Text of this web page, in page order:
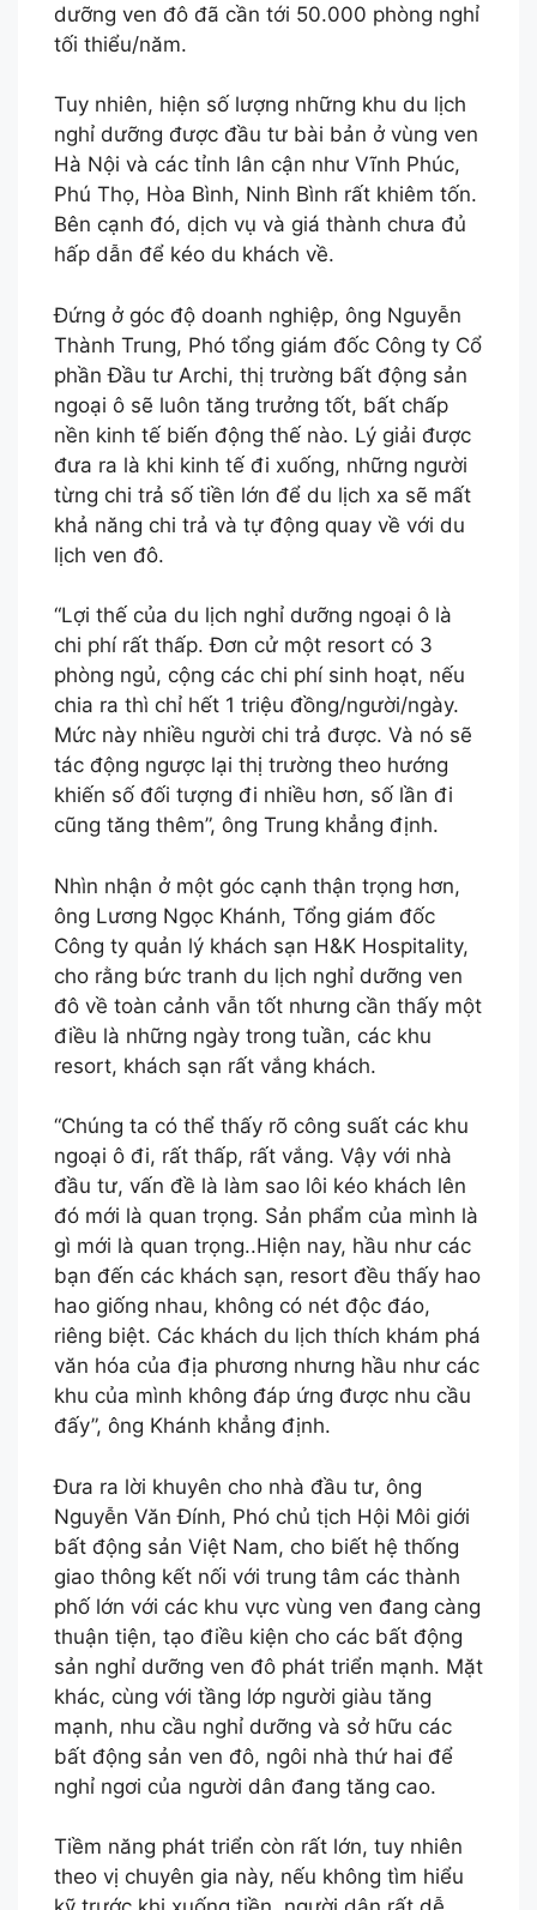
dưỡng ven đô đã cần tới 50.000 phòng nghỉ
tối thiểu/năm.
Tuy nhiên, hiện số lượng những khu du lịch
nghỉ dưỡng được đầu tư bài bản ở vùng ven
Hà Nội và các tỉnh lân cận như Vĩnh Phúc,
Phú Thọ, Hòa Bình, Ninh Bình rất khiêm tốn.
Bên cạnh đó, dịch vụ và giá thành chưa đủ
hấp dẫn để kéo du khách về.
Đứng ở góc độ doanh nghiệp, ông Nguyễn
Thành Trung, Phó tổng giám đốc Công ty Cổ
phần Đầu tư Archi, thị trường bất động sản
ngoại ô sẽ luôn tăng trưởng tốt, bất chấp
nền kinh tế biến động thế nào. Lý giải được
đưa ra là khi kinh tế đi xuống, những người
từng chi trả số tiền lớn để du lịch xa sẽ mất
khả năng chi trả và tự động quay về với du
lịch ven đô.
“Lợi thế của du lịch nghỉ dưỡng ngoại ô là
chi phí rất thấp. Đơn cử một resort có 3
phòng ngủ, cộng các chi phí sinh hoạt, nếu
chia ra thì chỉ hết 1 triệu đồng/người/ngày.
Mức này nhiều người chi trả được. Và nó sẽ
tác động ngược lại thị trường theo hướng
khiến số đối tượng đi nhiều hơn, số lần đi
cũng tăng thêm”, ông Trung khẳng định.
Nhìn nhận ở một góc cạnh thận trọng hơn,
ông Lương Ngọc Khánh, Tổng giám đốc
Công ty quản lý khách sạn H&K Hospitality,
cho rằng bức tranh du lịch nghỉ dưỡng ven
đô về toàn cảnh vẫn tốt nhưng cần thấy một
điều là những ngày trong tuần, các khu
resort, khách sạn rất vắng khách.
“Chúng ta có thể thấy rõ công suất các khu
ngoại ô đi, rất thấp, rất vắng. Vậy với nhà
đầu tư, vấn đề là làm sao lôi kéo khách lên
đó mới là quan trọng. Sản phẩm của mình là
gì mới là quan trọng..Hiện nay, hầu như các
bạn đến các khách sạn, resort đều thấy hao
hao giống nhau, không có nét độc đáo,
riêng biệt. Các khách du lịch thích khám phá
văn hóa của địa phương nhưng hầu như các
khu của mình không đáp ứng được nhu cầu
đấy”, ông Khánh khẳng định.
Đưa ra lời khuyên cho nhà đầu tư, ông
Nguyễn Văn Đính, Phó chủ tịch Hội Môi giới
bất động sản Việt Nam, cho biết hệ thống
giao thông kết nối với trung tâm các thành
phố lớn với các khu vực vùng ven đang càng
thuận tiện, tạo điều kiện cho các bất động
sản nghỉ dưỡng ven đô phát triển mạnh. Mặt
khác, cùng với tầng lớp người giàu tăng
mạnh, nhu cầu nghỉ dưỡng và sở hữu các
bất động sản ven đô, ngôi nhà thứ hai để
nghỉ ngơi của người dân đang tăng cao.
Tiềm năng phát triển còn rất lớn, tuy nhiên
theo vị chuyên gia này, nếu không tìm hiểu